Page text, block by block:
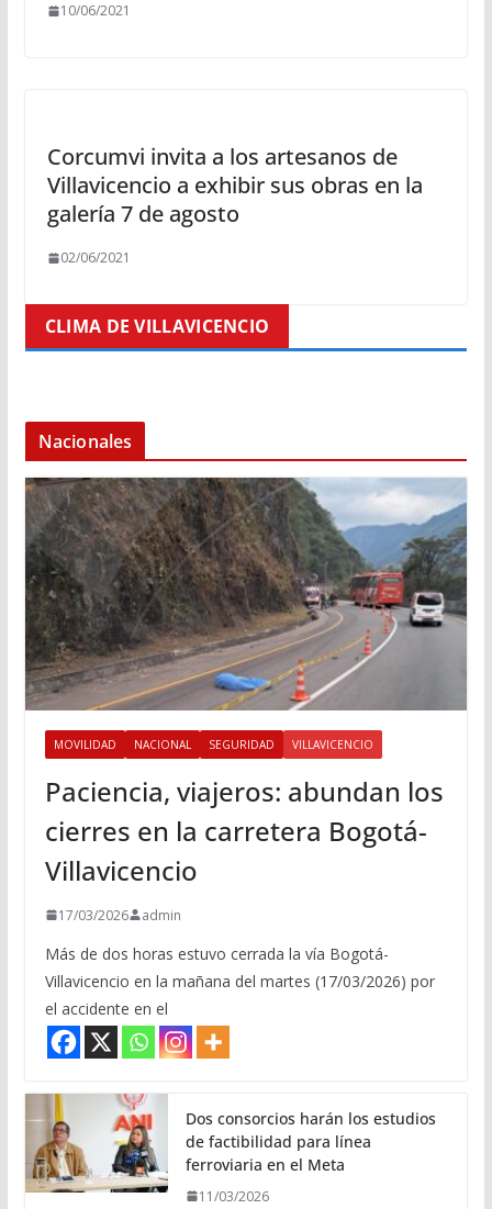
10/06/2021
Corcumvi invita a los artesanos de
Villavicencio a exhibir sus obras en la
galería 7 de agosto
02/06/2021
CLIMA DE VILLAVICENCIO
Nacionales
MOVILIDAD NACIONAL SEGURIDAD VILLAVICENCIO
Paciencia, viajeros: abundan los
cierres en la carretera Bogotá-
Villavicencio
17/03/2026 admin
Más de dos horas estuvo cerrada la vía Bogotá-
Villavicencio en la mañana del martes (17/03/2026) por
el accidente en el
Dos consorcios harán los estudios
de factibilidad para línea
ferroviaria en el Meta
11/03/2026